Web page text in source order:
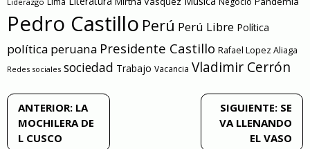
Pedro Castillo Perú Perú Libre Política
política peruana Presidente Castillo Rafael Lopez Aliaga
Redes sociales sociedad Trabajo Vacancia Vladimir Cerrón
Navegación
de
ANTERIOR: LA
MOCHILERA DE
L CUSCO
SIGUIENTE: SE
VA LLENANDO
EL VASO